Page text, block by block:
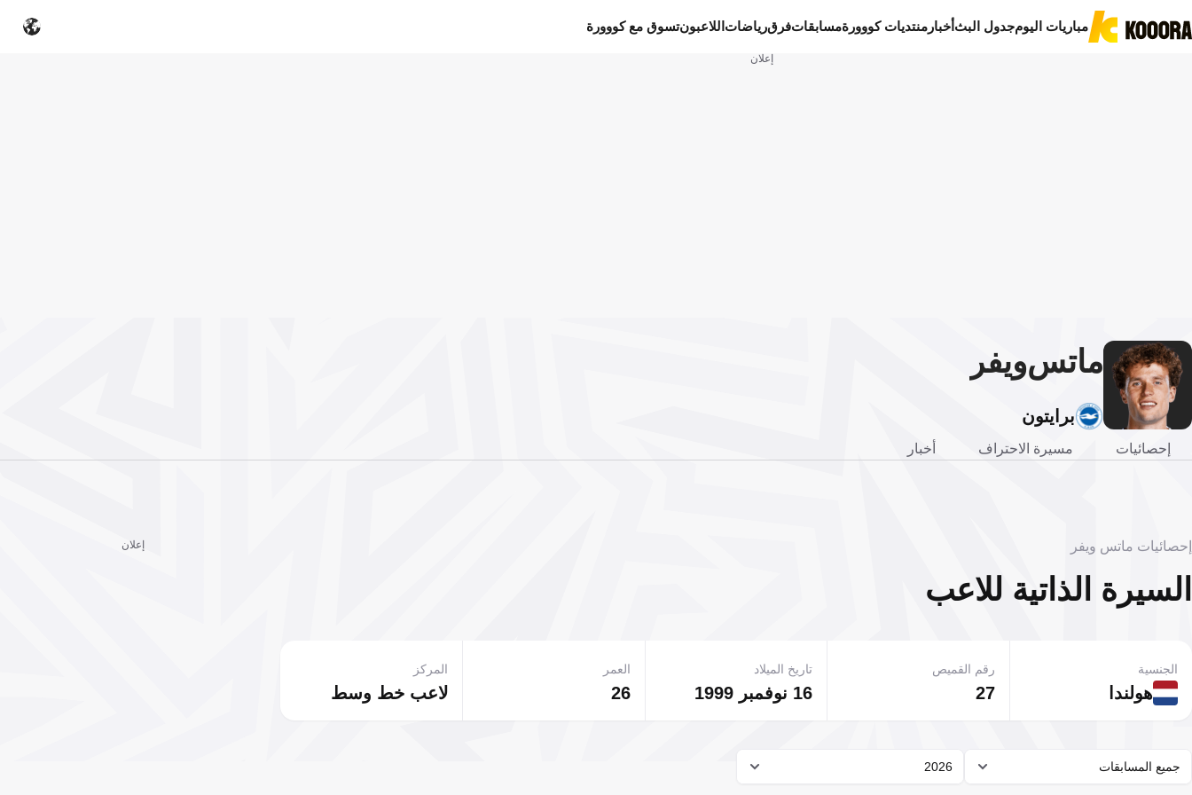
مباريات اليومجدول البثأخبار منتديات كووورةمسابقاتفرقرياضات اللاعبونتسوق مع كووورة
إعلان
ماتسويفر
برايتون
إحصائيات مسيرة الاحتراف أخبار
إحصائيات ماتس ويفر
السيرة الذاتية للاعب
هولندا
الجنسية
27
رقم القميص
16 نوفمبر 1999
تاريخ الميلاد
26
العمر
لاعب خط وسط
المركز
جميع المسابقات 2026
إعلان